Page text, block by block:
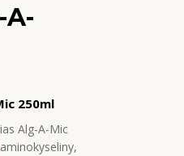
250ml
Alg-A-Mic